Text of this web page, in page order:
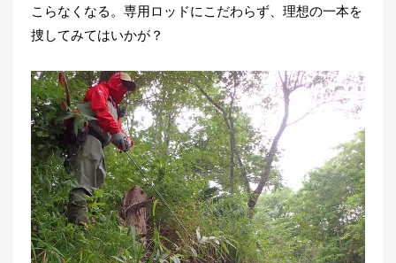
こらなくなる。専用ロッドにこだわらず、理想の一本を
捜してみてはいかが？